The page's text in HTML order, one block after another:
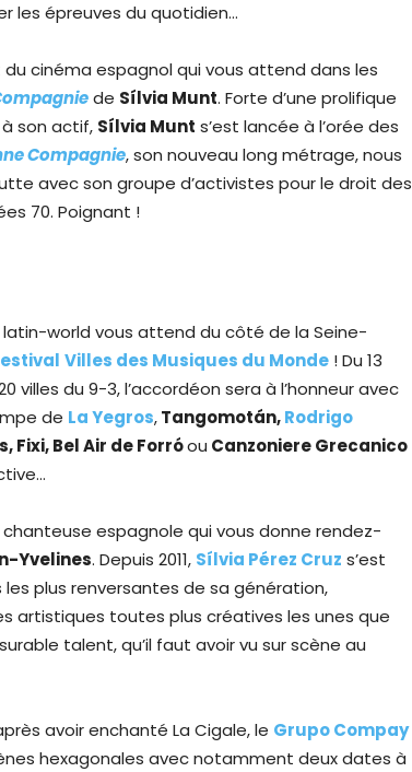
les épreuves du quotidien…
du cinéma espagnol qui vous attend dans les
de Sílvia Munt. Forte d’une prolifique
son actif, Sílvia Munt s’est lancée à l’orée des
Compagnie, son nouveau long métrage, nous
avec son groupe d’activistes pour le droit des
70. Poignant !
world vous attend du côté de la Seine-
Villes des Musiques du Monde ! Du 13
villes du 9-3, l’accordéon sera à l’honneur avec
de La Yegros,Tangomotán,Rodrigo
Fixi, Bel Air de Forróou Canzoniere Grecanico
espagnole qui vous donne rendez-
Yvelines. Depuis 2011, Sílvia Pérez Cruz s’est
plus renversantes de sa génération,
artistiques toutes plus créatives les unes que
talent, qu’il faut avoir vu sur scène au
avoir enchanté La Cigale, le Grupo Compay
hexagonales avec notamment deux dates à